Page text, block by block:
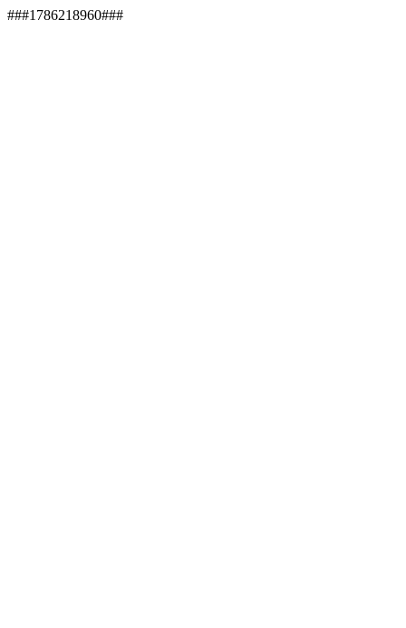
###1786218960###